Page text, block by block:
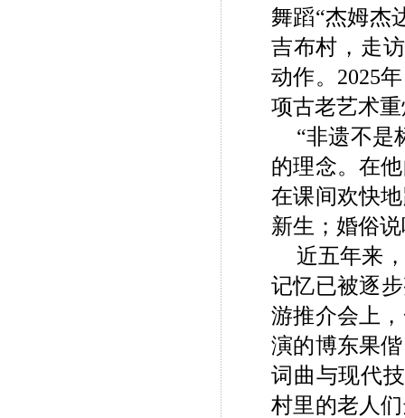
舞蹈“杰姆杰
吉布村，走
动作。2025
项古老艺术
“非遗不是
的理念。在
在课间欢快
新生；婚俗
近五年来
记忆已被逐
游推介会上
演的博东果
词曲与现代
村里的老人